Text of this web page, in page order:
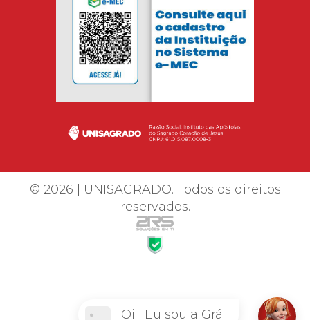
© 2026 | UNISAGRADO. Todos os direitos
reservados.
Oi... Eu sou a Grá!